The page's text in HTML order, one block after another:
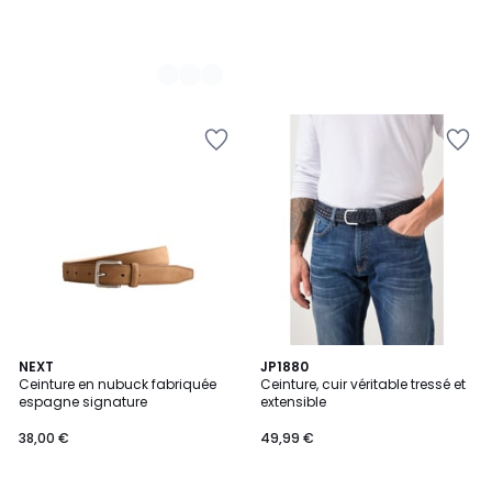
NEXT
Ceinture en nubuck fabriquée
espagne signature
38,00 €
JP1880
Ceinture, cuir véritable tressé et
extensible
49,99 €
2
Couleurs